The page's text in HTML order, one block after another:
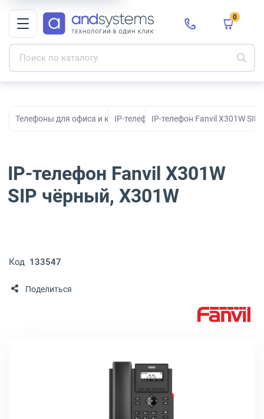
0
Телефоны для офиса и корпоративной связи
IP-телефоныIP-телефон Fanvil X301W SIP
IP-телефон Fanvil X301W
SIP чёрный, X301W
Код 133547
Поделиться